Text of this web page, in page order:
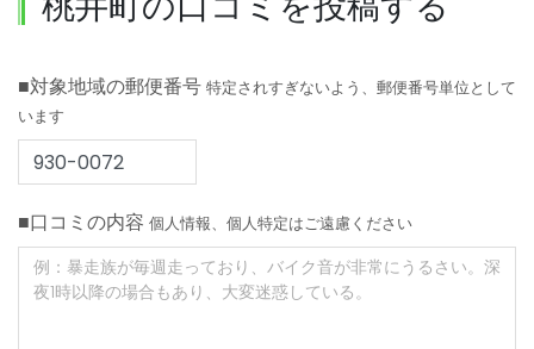
■対象地域の郵便番号 特定されすぎないよう、郵便番号単位として
います
■口コミの内容 個人情報、個人特定はご遠慮ください